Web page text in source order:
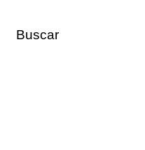
Buscar